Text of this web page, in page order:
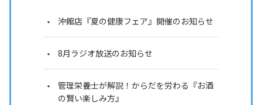
沖館店『夏の健康フェア』開催のお知らせ
8月ラジオ放送のお知らせ
管理栄養士が解説！からだを労わる『お酒
の賢い楽しみ方』